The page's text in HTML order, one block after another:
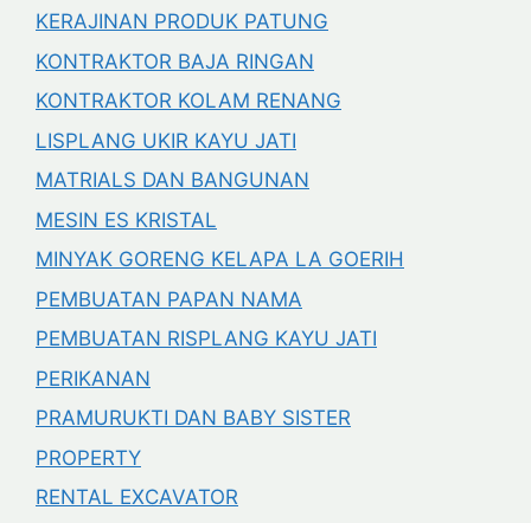
KERAJINAN PRODUK PATUNG
KONTRAKTOR BAJA RINGAN
KONTRAKTOR KOLAM RENANG
LISPLANG UKIR KAYU JATI
MATRIALS DAN BANGUNAN
MESIN ES KRISTAL
MINYAK GORENG KELAPA LA GOERIH
PEMBUATAN PAPAN NAMA
PEMBUATAN RISPLANG KAYU JATI
PERIKANAN
PRAMURUKTI DAN BABY SISTER
PROPERTY
RENTAL EXCAVATOR